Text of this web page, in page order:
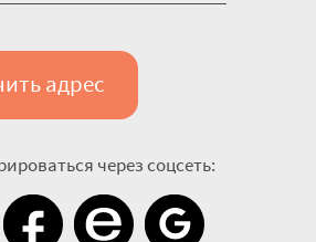
адрес
через соцсеть: